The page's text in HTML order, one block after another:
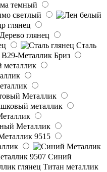
темный
светлый
глянец
глянец
Сталь
B29-Металлик Бриз
металлик
Металлик
металлик
Металлик
9515
Синий
Титан металлик